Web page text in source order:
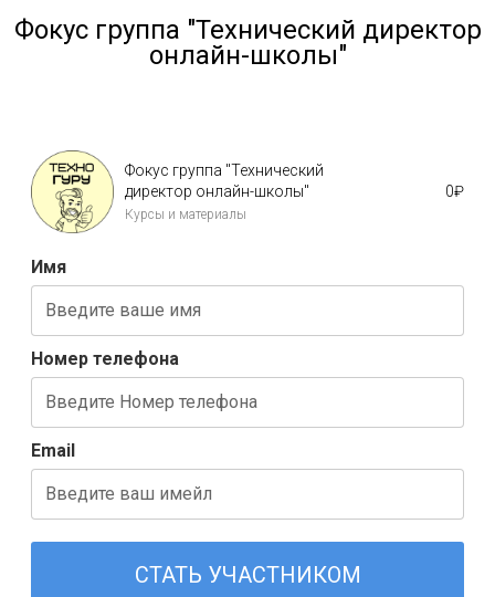
Фокус группа "Технический директор
онлайн-школы"
Фокус группа "Технический
директор онлайн-школы"
Курсы и материалы
0₽
Имя
Номер телефона
Email
СТАТЬ УЧАСТНИКОМ